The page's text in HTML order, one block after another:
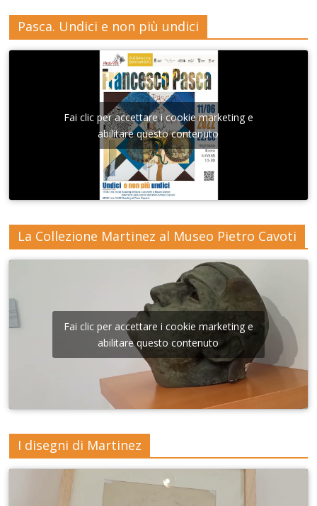
Pasca. Undici e non più undici
Fai clic per accettare i cookie marketing e
abilitare questo contenuto
La Collezione Martinez al Museo Pietro Cavoti
Fai clic per accettare i cookie marketing e
abilitare questo contenuto
I disegni di Martinez